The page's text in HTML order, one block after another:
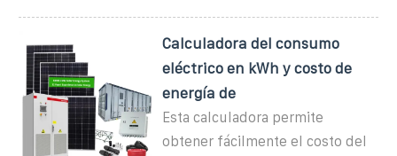
Calculadora del consumo
eléctrico en kWh y costo de
energía de
Esta calculadora permite
obtener fácilmente el costo del